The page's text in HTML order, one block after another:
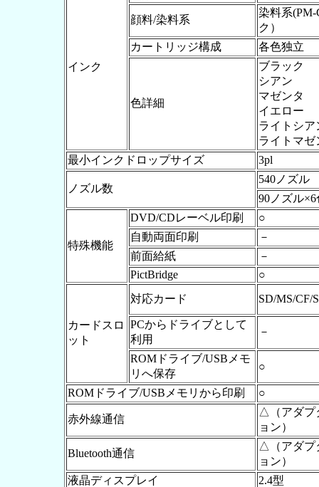
インク
顔料/染料系
染料系(PM-
ク）
カートリッジ構成
各色独立
色詳細
ブラック
シアン
マゼンタ
イエロー
ライトシア
ライトマゼ
最小インクドロップサイズ
3pl
ノズル数
540ノズル
90ノズル×6
特殊機能
DVD/CDレーベル印刷
○
自動両面印刷
－
前面給紙
－
PictBridge
○
カードスロ
ット
対応カード SD/MS/CF/
PCからドライブとして
利用
－
ROMドライブ/USBメモ
リへ保存
○
ROMドライブ/USBメモリから印刷 ○
赤外線通信
△（アダプ
ョン）
Bluetooth通信
△（アダプ
ョン）
液晶ディスプレイ
2.4型